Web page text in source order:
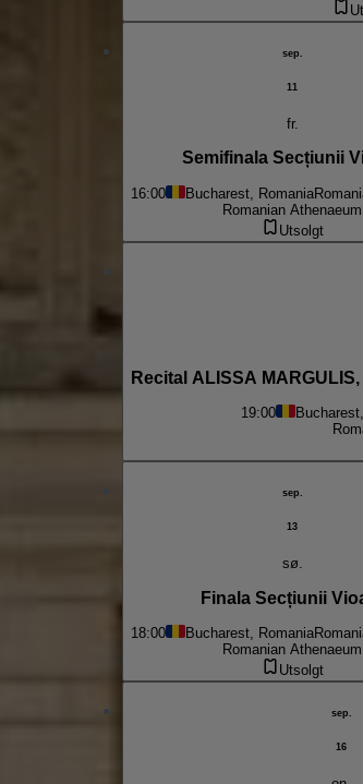
sep.
11
fr.
Semifinala Secțiunii
16:00 Bucharest, Romania
Romanian Athenaeum
Utsolgt
Recital ALISSA
19:00
sep.
13
sø.
Finala Secțiunii
18:00 Bucharest, Romania
Romanian Athenaeum
Utsolgt
sep.
16